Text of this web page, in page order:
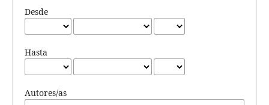
Desde
Hasta
Autores/as